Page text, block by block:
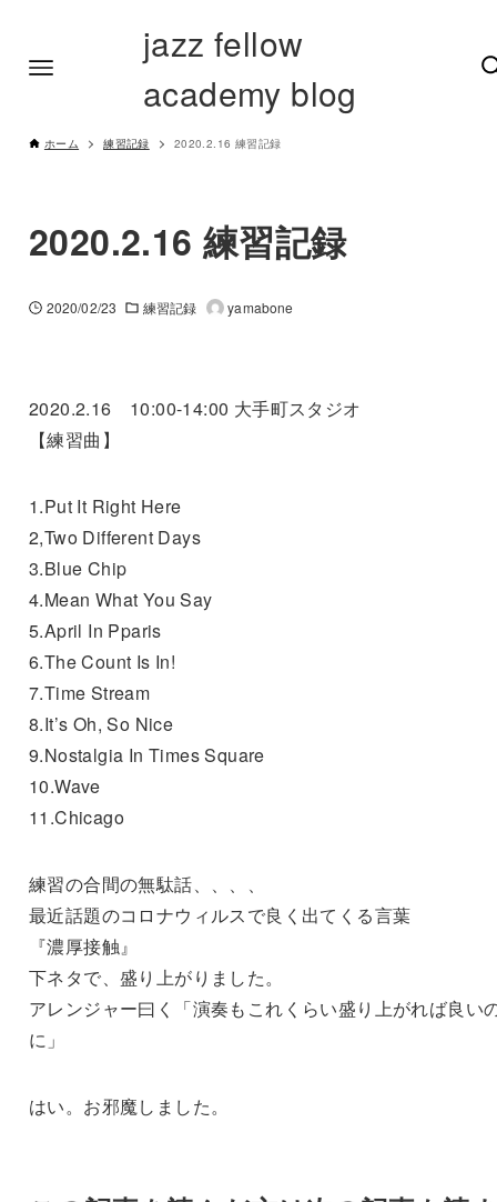
jazz fellow
academy blog
ホーム 練習記録 2020.2.16 練習記録
2020.2.16 練習記録
2020/02/23 練習記録 yamabone
2020.2.16 10:00-14:00 大手町スタジオ
【練習曲】
1.Put It Right Here
2,Two Different Days
3.Blue Chip
4.Mean What You Say
5.April In Pparis
6.The Count Is In!
7.Time Stream
8.It’s Oh, So Nice
9.Nostalgia In Times Square
10.Wave
11.Chicago
練習の合間の無駄話、、、、
最近話題のコロナウィルスで良く出てくる言葉
『濃厚接触』
下ネタで、盛り上がりました。
アレンジャー曰く「演奏もこれくらい盛り上がれば良い
に」
はい。お邪魔しました。